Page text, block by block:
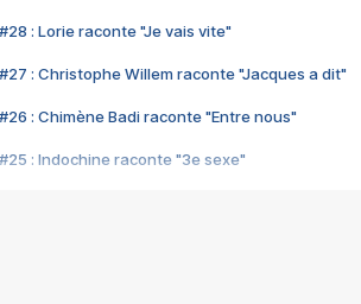
#28 : Lorie raconte "Je vais vite"
#27 : Christophe Willem raconte "Jacques a dit"
#26 : Chimène Badi raconte "Entre nous"
#25 : Indochine raconte "3e sexe"